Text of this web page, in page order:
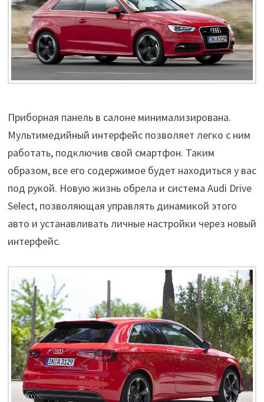
Приборная панель в салоне минимализирована.
Мультимедийный интерфейс позволяет легко с ним
работать, подключив свой смартфон. Таким
образом, все его содержимое будет находиться у вас
под рукой. Новую жизнь обрела и система Audi Drive
Select, позволяющая управлять динамикой этого
авто и устанавливать личные настройки через новый
интерфейс.